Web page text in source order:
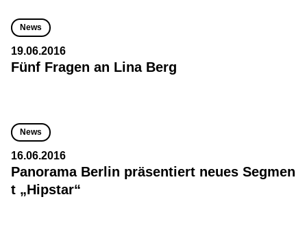
News
19.06.2016
Fünf Fragen an Lina Berg
News
16.06.2016
Panorama Berlin präsentiert neues Segmen
t „Hipstar“